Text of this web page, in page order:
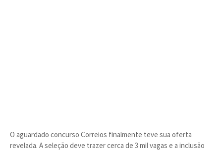
O aguardado concurso Correios finalmente teve sua oferta
revelada. A seleção deve trazer cerca de 3 mil vagas e a inclusão